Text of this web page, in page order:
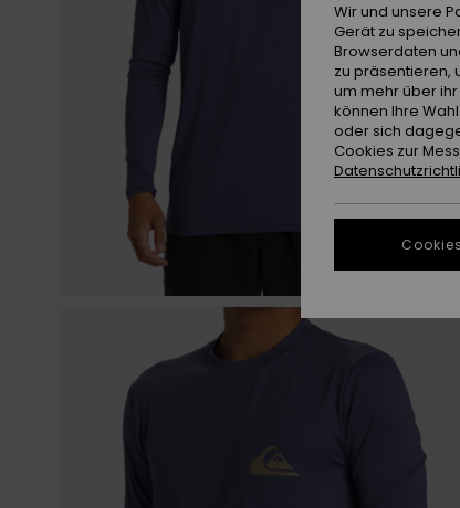
Wir und unsere
Gerät zu
Browserdaten
zu präsentieren,
um mehr über
können Ihre
oder sich
Cookies zur